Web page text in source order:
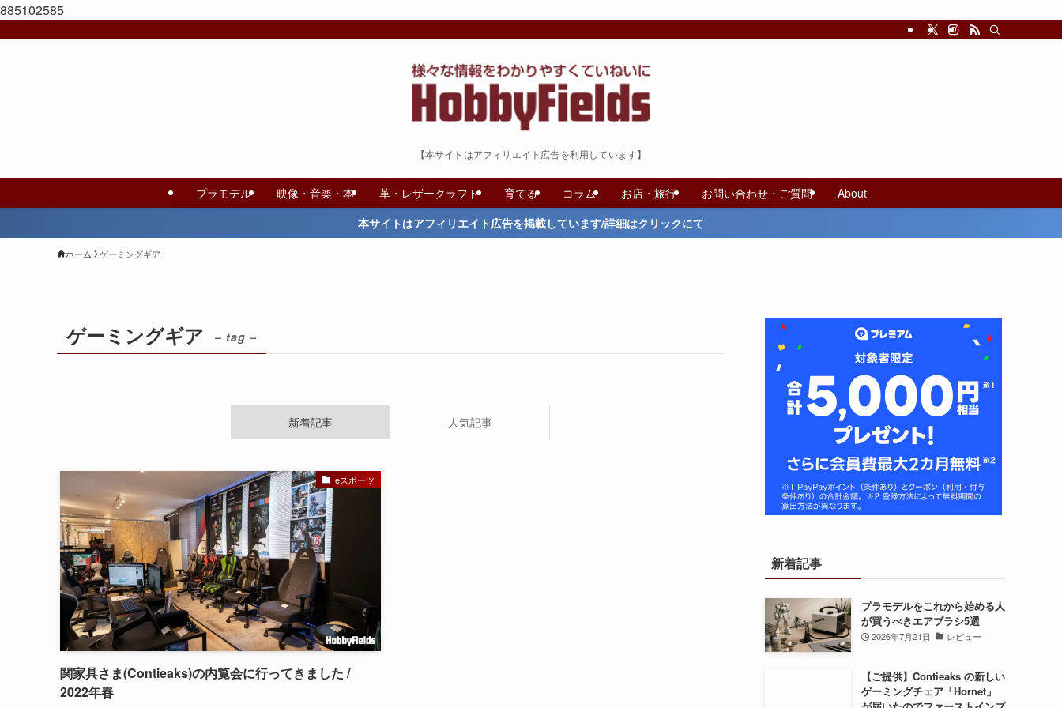
885102585
【本サイトはアフィリエイト広告を利用しています】
プラモデル 映像・音楽・本 革・レザークラフト 育てる コラム お店・旅行 お問い合わせ・ご質問
About
本サイトはアフィリエイト広告を掲載しています/詳細はクリックにて
ホーム ゲーミングギア
ゲーミングギア – tag –
新着記事 人気記事
eスポーツ
関家具さま(Contieaks)の内覧会に行ってきました /
2022年春
新着記事
プラモデルをこれから始める人
が買うべきエアブラシ5選
2026年7月21日 レビュー
【ご提供】Contieaks の新しい
ゲーミングチェア「Hornet」